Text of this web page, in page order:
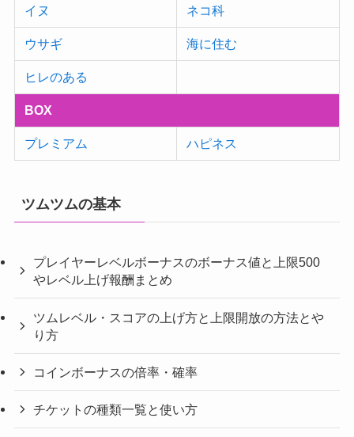
イヌ ネコ科
ウサギ 海に住む
ヒレのある
BOX
プレミアム ハピネス
ツムツムの基本
プレイヤーレベルボーナスのボーナス値と上限500
やレベル上げ報酬まとめ
ツムレベル・スコアの上げ方と上限開放の方法とや
り方
コインボーナスの倍率・確率
チケットの種類一覧と使い方